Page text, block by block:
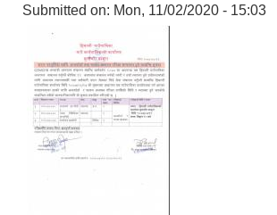
Submitted on: Mon, 11/02/2020 - 15:03